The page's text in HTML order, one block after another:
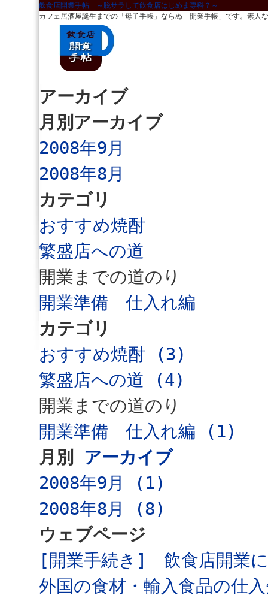
飲食店開業手帖 ～脱サラして飲食店はじめま専科？～
カフェ居酒屋誕生までの「母子手帳」ならぬ「開業手帳」です。素人
アーカイブ
月別アーカイブ
2008年9月
2008年8月
カテゴリ
おすすめ焼酎
繁盛店への道
開業までの道のり
開業準備 仕入れ編
カテゴリ
おすすめ焼酎 (3)
繁盛店への道 (4)
開業までの道のり
開業準備 仕入れ編 (1)
月別 アーカイブ
2008年9月 (1)
2008年8月 (8)
ウェブページ
[開業手続き] 飲食店開業に
外国の食材・輸入食品の仕